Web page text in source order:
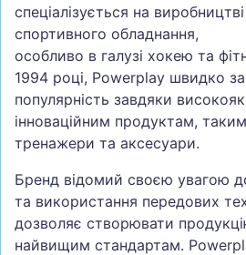
спеціалізується на виробництві
спортивного обладнання,
особливо в галузі хокею та
1994 році, Powerplay швидко
популярність завдяки
інноваційним продуктам,
тренажери та аксесуари.
Бренд відомий своєю увагою
та використання передових
дозволяє створювати
найвищим стандартам.